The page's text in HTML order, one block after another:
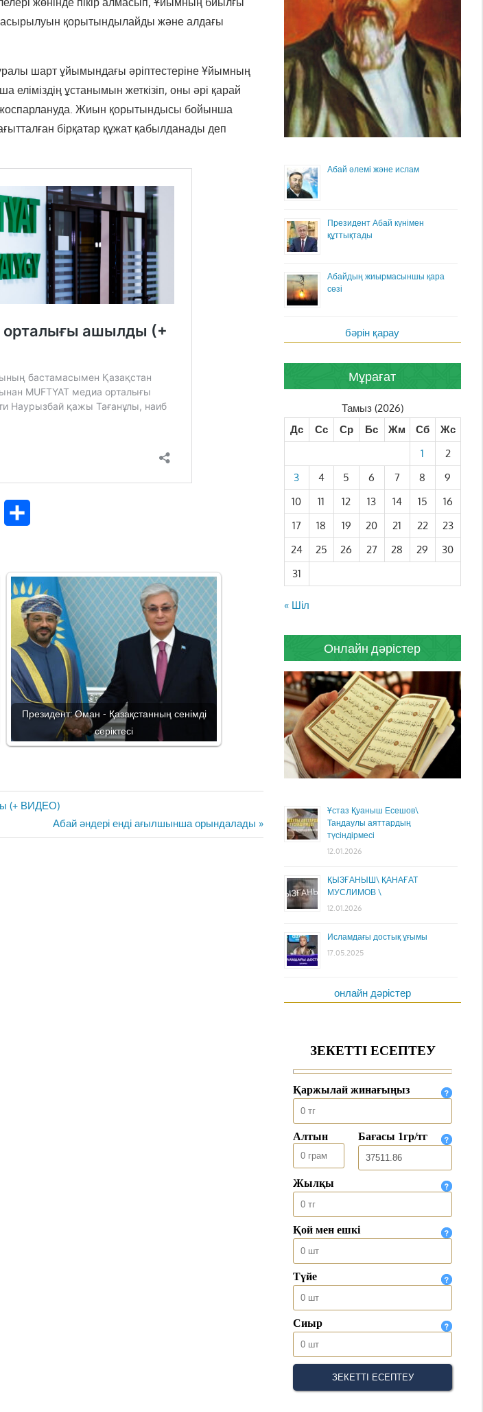
қорытындылайды және алдағы
шарт ұйымындағы әріптестеріне Ұйымның
еліміздің ұстанымын жеткізіп, оны әрі қарай
Жиын қорытындысы бойынша
бірқатар құжат қабылданады деп
Twitter
Президент: Оман - Қазақстанның сенімді
серіктесі
(+ ВИДЕО)
Next
Post:
Абай әндері енді ағылшынша орындалады
Абай әлемі және ислам
Президент Абай күнімен
құттықтады
Абайдың жиырмасыншы қара
сөзі
бәрін қарау
Мұрағат
Тамыз (2026)
Дс
Сс Ср Бс Жм Сб
Жс
1
2
3
4 5 6 7 8
9
10
11 12 13 14 15
16
17
18 19 20 21 22
23
24
25 26 27 28 29
30
31
« Шіл
Онлайн дәрістер
Ұстаз Қуаныш Есешов\
Таңдаулы аяттардың
түсіндірмесі
12.01.2026
ҚЫЗҒАНЫШ\ ҚАНАҒАТ
МУСЛИМОВ \
12.01.2026
Исламдағы достық ұғымы
17.05.2025
онлайн дәрістер